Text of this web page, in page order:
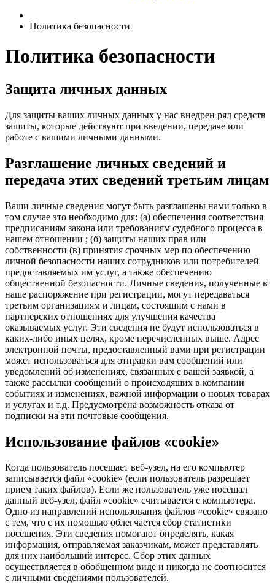
Политика безопасности
Политика безопасности
Защита личных данных
Для защиты ваших личных данных у нас внедрен ряд средств
защиты, которые действуют при введении, передаче или
работе с вашими личными данными.
Разглашение личных сведений и
передача этих сведений третьим лицам
Ваши личные сведения могут быть разглашены нами только в
том случае это необходимо для: (а) обеспечения соответствия
предписаниям закона или требованиям судебного процесса в
нашем отношении ; (б) защиты наших прав или
собственности (в) принятия срочных мер по обеспечению
личной безопасности наших сотрудников или потребителей
предоставляемых им услуг, а также обеспечению
общественной безопасности. Личные сведения, полученные в
наше распоряжение при регистрации, могут передаваться
третьим организациям и лицам, состоящим с нами в
партнерских отношениях для улучшения качества
оказываемых услуг. Эти сведения не будут использоваться в
каких-либо иных целях, кроме перечисленных выше. Адрес
электронной почты, предоставленный вами при регистрации
может использоваться для отправки вам сообщений или
уведомлений об изменениях, связанных с вашей заявкой, а
также рассылки сообщений о происходящих в компании
событиях и изменениях, важной информации о новых товарах
и услугах и т.д. Предусмотрена возможность отказа от
подписки на эти почтовые сообщения.
Использование файлов «cookie»
Когда пользователь посещает веб-узел, на его компьютер
записывается файл «cookie» (если пользователь разрешает
прием таких файлов). Если же пользователь уже посещал
данный веб-узел, файл «cookie» считывается с компьютера.
Одно из направлений использования файлов «cookie» связано
с тем, что с их помощью облегчается сбор статистики
посещения. Эти сведения помогают определять, какая
информация, отправляемая заказчикам, может представлять
для них наибольший интерес. Сбор этих данных
осуществляется в обобщенном виде и никогда не соотносится
с личными сведениями пользователей.